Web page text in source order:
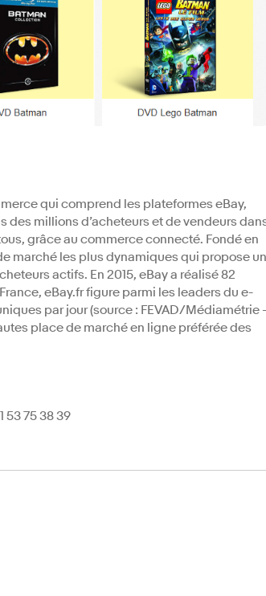
qui comprend les plateformes eBay,
millions d’acheteurs et de vendeurs
grâce au commerce connecté. Fondé en
marché les plus dynamiques qui propose un
actifs. En 2015, eBay a réalisé 82
eBay.fr figure parmi les leaders du e-
par jour (source : FEVAD/Médiamétrie
place de marché en ligne préférée des
53 75 38 39